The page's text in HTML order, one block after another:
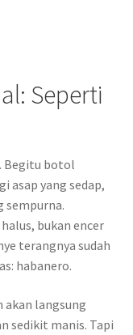
Seperti
Begitu botol
asap yang sedap,
sempurna.
bukan encer
terangnya sudah
habanero.
akan langsung
sedikit manis. Tapi